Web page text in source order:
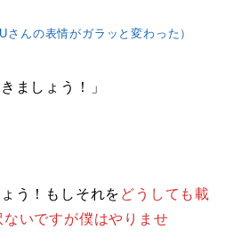
さんの表情がガラッと変わった）
ましょう！」
う！もしそれを どうしても載
いですが僕はやりませ